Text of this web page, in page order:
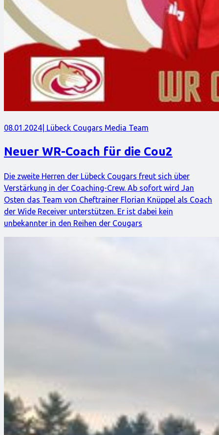
08.01.2024 | Lübeck Cougars Media Team
Neuer WR-Coach für die Cou2
Die zweite Herren der Lübeck Cougars freut sich über
Verstärkung in der Coaching-Crew. Ab sofort wird Jan
Osten das Team von Cheftrainer Florian Knüppel als Coach
der Wide Receiver unterstützen. Er ist dabei kein
unbekannter in den Reihen der Cougars